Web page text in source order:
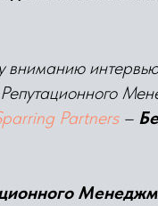
вниманию
Partners –